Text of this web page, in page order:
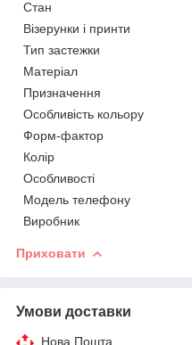
Стан
Візерунки і принти
Тип застежки
Матеріал
Призначення
Особливість кольору
Форм-фактор
Колір
Особливості
Модель телефону
Виробник
Приховати
Умови доставки
Нова Пошта